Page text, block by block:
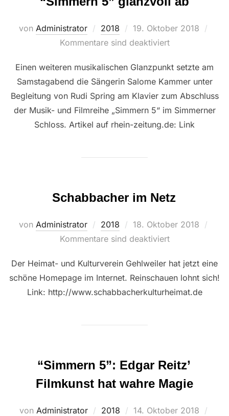
von Administrator 2018
Veröffentlicht
am
19. Oktober 2018
Kommentare sind deaktiviert
Einen weiteren musikalischen Glanzpunkt setzte am
Samstagabend die Sängerin Salome Kammer unter
Begleitung von Rudi Spring am Klavier zum Abschluss
der Musik- und Filmreihe „Simmern 5“ im Simmerner
Schloss. Artikel auf rhein-zeitung.de: Link
Schabbacher im Netz
von Administrator 2018
Veröffentlicht
am
18. Oktober 2018
Kommentare sind deaktiviert
Der Heimat- und Kulturverein Gehlweiler hat jetzt eine
schöne Homepage im Internet. Reinschauen lohnt sich!
Link: http://www.schabbacherkulturheimat.de
“Simmern 5”: Edgar Reitz’
Filmkunst hat wahre Magie
von Administrator 2018
Veröffentlicht
14. Oktober 2018